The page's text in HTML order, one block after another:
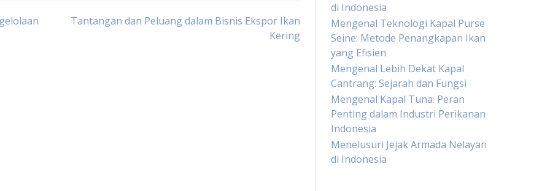
Tantangan dan Peluang dalam Bisnis Ekspor Ikan
Kering
di Indonesia
Mengenal Teknologi Kapal Purse
Seine: Metode Penangkapan Ikan
yang Efisien
Mengenal Lebih Dekat Kapal
Cantrang: Sejarah dan Fungsi
Mengenal Kapal Tuna: Peran
Penting dalam Industri Perikanan
Indonesia
Menelusuri Jejak Armada Nelayan
di Indonesia